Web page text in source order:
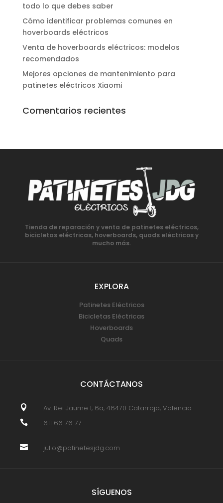
todo lo que debes saber
Cómo identificar problemas comunes en
hoverboards eléctricos
Venta de hoverboards eléctricos: modelos
recomendados
Mejores opciones de mantenimiento para
patinetes eléctricos Xiaomi
Comentarios recientes
Tienda de reparación y venta de patinetes eléctricos,
bicicletas eléctricas, hoverboards, quads eléctricos y
mucho más.
EXPLORA
Patinetes Eléctricos
Bicicletas Eléctricas
Hoverboards
Quads
CONTÁCTANOS
 Av. Rei Jaume I, 6a, 46470 Catarroja, Valencia
 611 66 76 77
 julio@patinetesjdg.com
SÍGUENOS